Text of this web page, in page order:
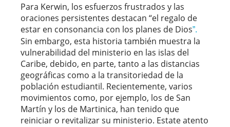
Para Kerwin, los esfuerzos frustrados y las
oraciones persistentes destacan “el regalo de
estar en consonancia con los planes de Dios”.
Sin embargo, esta historia también muestra la
vulnerabilidad del ministerio en las islas del
Caribe, debido, en parte, tanto a las distancias
geográficas como a la transitoriedad de la
población estudiantil. Recientemente, varios
movimientos como, por ejemplo, los de San
Martín y los de Martinica, han tenido que
reiniciar o revitalizar su ministerio. Estate atento